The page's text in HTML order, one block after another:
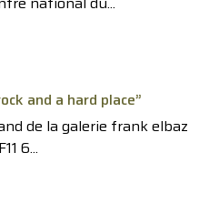
and a hard place”
de la galerie frank elbaz
6...